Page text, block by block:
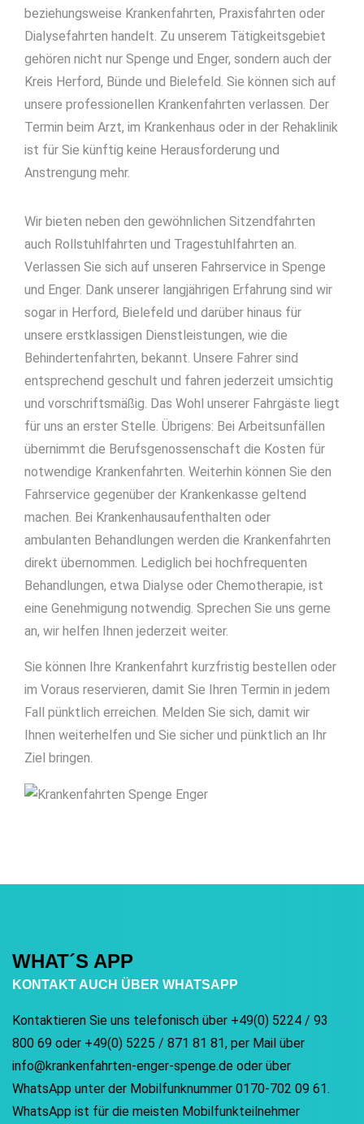
beziehungsweise Krankenfahrten, Praxisfahrten oder
Dialysefahrten handelt. Zu unserem Tätigkeitsgebiet
gehören nicht nur Spenge und Enger, sondern auch der
Kreis Herford, Bünde und Bielefeld. Sie können sich auf
unsere professionellen Krankenfahrten verlassen. Der
Termin beim Arzt, im Krankenhaus oder in der Rehaklinik
ist für Sie künftig keine Herausforderung und
Anstrengung mehr.
Wir bieten neben den gewöhnlichen Sitzendfahrten
auch Rollstuhlfahrten und Tragestuhlfahrten an.
Verlassen Sie sich auf unseren Fahrservice in Spenge
und Enger. Dank unserer langjährigen Erfahrung sind wir
sogar in Herford, Bielefeld und darüber hinaus für
unsere erstklassigen Dienstleistungen, wie die
Behindertenfahrten, bekannt. Unsere Fahrer sind
entsprechend geschult und fahren jederzeit umsichtig
und vorschriftsmäßig. Das Wohl unserer Fahrgäste liegt
für uns an erster Stelle. Übrigens: Bei Arbeitsunfällen
übernimmt die Berufsgenossenschaft die Kosten für
notwendige Krankenfahrten. Weiterhin können Sie den
Fahrservice gegenüber der Krankenkasse geltend
machen. Bei Krankenhausaufenthalten oder
ambulanten Behandlungen werden die Krankenfahrten
direkt übernommen. Lediglich bei hochfrequenten
Behandlungen, etwa Dialyse oder Chemotherapie, ist
eine Genehmigung notwendig. Sprechen Sie uns gerne
an, wir helfen Ihnen jederzeit weiter.
Sie können Ihre Krankenfahrt kurzfristig bestellen oder
im Voraus reservieren, damit Sie Ihren Termin in jedem
Fall pünktlich erreichen. Melden Sie sich, damit wir
Ihnen weiterhelfen und Sie sicher und pünktlich an Ihr
Ziel bringen.
WHAT´S APP
KONTAKT AUCH ÜBER WHATSAPP
Kontaktieren Sie uns telefonisch über +49(0) 5224 / 93
800 69 oder +49(0) 5225 / 871 81 81, per Mail über
info@krankenfahrten-enger-spenge.de oder über
WhatsApp unter der Mobilfunknummer 0170-702 09 61.
WhatsApp ist für die meisten Mobilfunkteilnehmer